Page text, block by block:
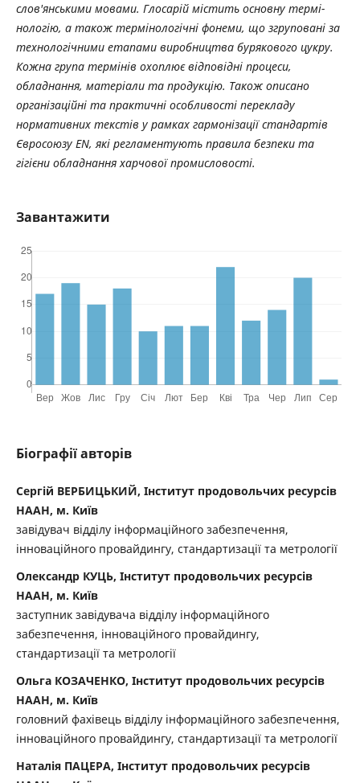
слов'янськими мовами. Глосарій містить основну термі­
нологію, а також термінологічні фонеми, що згруповані за
технологічними етапами вироб­ництва бурякового цукру.
Кожна група термі­нів охоплює відповідні процеси,
обладнан­ня, матеріали та продукцію. Також описано
органі­заційні та практичні особливості перекладу
нормативних текстів у рамках гармонізації стандартів
Євросоюзу EN, які регламентують правила безпеки та
гігієни обладнання харчової промисловості.
Завантажити
Біографії авторів
Сергій ВЕРБИЦЬКИЙ, Інститут продовольчих ресурсів
НААН, м. Київ
завідувач відділу інформаційного забезпечення,
інноваційного провайдингу, стандартизації та метрології
Олександр КУЦЬ, Інститут продовольчих ресурсів
НААН, м. Київ
заступник завідувача відділу інформаційного
забезпечення, інноваційного провайдингу,
стандартизації та метрології
Ольга КОЗАЧЕНКО, Інститут продовольчих ресурсів
НААН, м. Київ
головний фахівець відділу інформаційного забезпечення,
інноваційного провайдингу, стандартизації та метрології
Наталія ПАЦЕРА, Інститут продовольчих ресурсів